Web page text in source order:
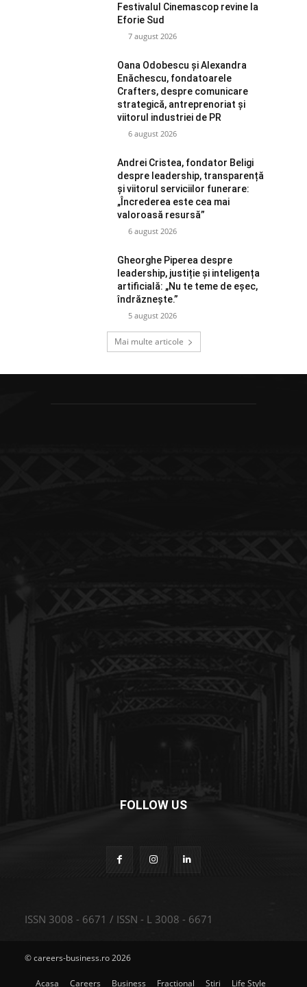
Festivalul Cinemascop revine la
Eforie Sud
7 august 2026
Oana Odobescu și Alexandra
Enăchescu, fondatoarele
Crafters, despre comunicare
strategică, antreprenoriat și
viitorul industriei de PR
6 august 2026
Andrei Cristea, fondator Beligi
despre leadership, transparență
și viitorul serviciilor funerare:
„Încrederea este cea mai
valoroasă resursă”
6 august 2026
Gheorghe Piperea despre
leadership, justiție și inteligența
artificială: „Nu te teme de eșec,
îndrăznește.”
5 august 2026
Mai multe articole
FOLLOW US
ISSN 3008 - 6671 / ISSN - L 3008 - 6671
© careers-business.ro 2026
Acasa Careers Business Fractional Stiri Life Style